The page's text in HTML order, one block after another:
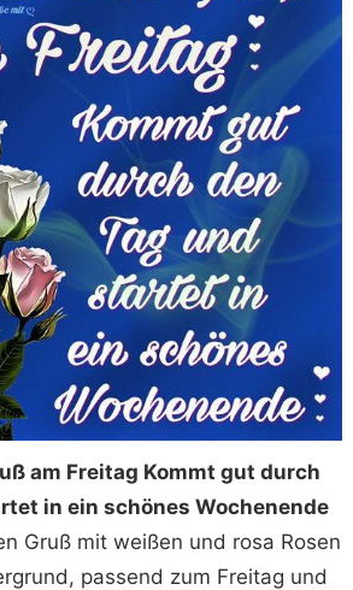
am Freitag Kommt gut durch
in ein schönes Wochenende
Gruß mit weißen und rosa Rosen
passend zum Freitag und